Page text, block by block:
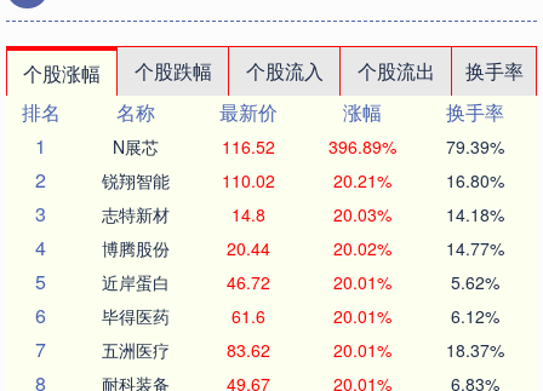
个股涨幅 个股跌幅 个股流入 个股流出
换手率
排名
名称 最新价 涨幅
换手率
1
N展芯 116.52 396.89% 79.39%
2 锐翔智能 110.02 20.21% 16.80%
3 志特新材 14.8 20.03% 14.18%
4 博腾股份 20.44 20.02% 14.77%
5 近岸蛋白 46.72 20.01% 5.62%
6 毕得医药 61.6 20.01% 6.12%
7 五洲医疗 83.62 20.01% 18.37%
8 耐科装备 49.67 20.01% 6.83%